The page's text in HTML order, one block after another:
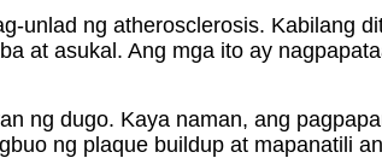
unlad ng atherosclerosis. Kabilang
at asukal. Ang mga ito ay
ng dugo. Kaya naman, ang
ng plaque buildup at mapanatili